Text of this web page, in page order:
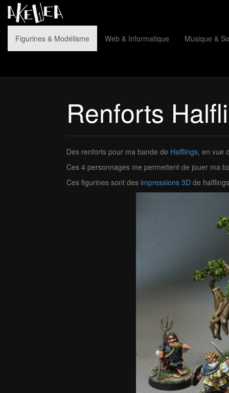
Figurines & Modélisme Web & Informatique Musique &
Renforts
Des renforts pour ma bande de Halflings, en vue
Ces 4 personnages me permettent de jouer ma
Ces figurines sont des impressions 3D de